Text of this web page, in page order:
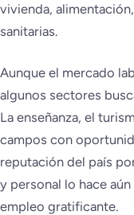
vivienda,
sanitarias.
Aunque el mercado
algunos sectores
La enseñanza, el
campos con
reputación del país
y personal lo hace
empleo gratificante.